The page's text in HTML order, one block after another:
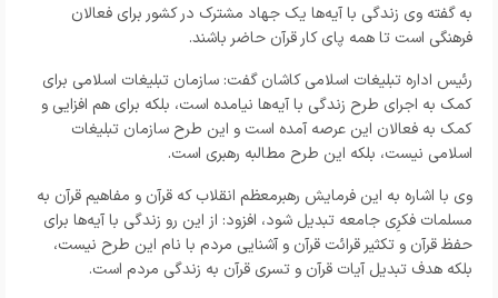
به گفته وی زندگی با آیه‌ها یک جهاد مشترک در کشور برای فعالان
فرهنگی است تا همه پای کار قرآن حاضر باشند.
رئیس اداره تبلیغات اسلامی کاشان گفت: سازمان تبلیغات اسلامی برای
کمک به اجرای طرح زندگی با آیه‌ها نیامده است، بلکه برای هم افزایی و
کمک به فعالان این عرصه آمده است و این طرح سازمان تبلیغات
اسلامی نیست، بلکه این طرح مطالبه رهبری است.
وی با اشاره به این فرمایش رهبرمعظم انقلاب که قرآن و مفاهیم قرآن به
مسلمات فکرِی جامعه تبدیل شود، افزود: از این رو زندگی با آیه‌ها برای
حفظ قرآن و تکثیر قرائت قرآن و آشنایی مردم با نام این طرح نیست،
بلکه هدف تبدیل آیات قرآن و تسری قرآن به زندگی مردم است.